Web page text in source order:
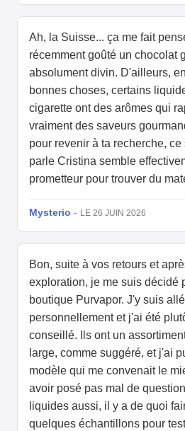
Ah, la Suisse... ça me fait
récemment goûté un chocolat
absolument divin. D'ailleurs,
bonnes choses, certains
cigarette ont des arômes qui
vraiment des saveurs
pour revenir à ta recherche, ce
parle Cristina semble
prometteur pour trouver du
Mysterio - LE 26 JUIN 2026
Bon, suite à vos retours et
exploration, je me suis décidé
boutique Purvapor. J'y suis allé
personnellement et j'ai été
conseillé. Ils ont un
large, comme suggéré, et j'ai
modèle qui me convenait le
avoir posé pas mal de
liquides aussi, il y a de quoi
quelques échantillons pour